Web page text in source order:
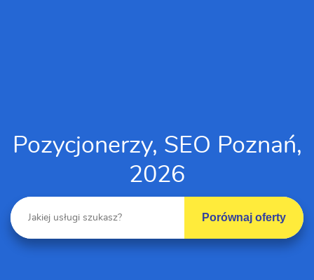
Pozycjonerzy, SEO Poznań,
2026
Porównaj oferty